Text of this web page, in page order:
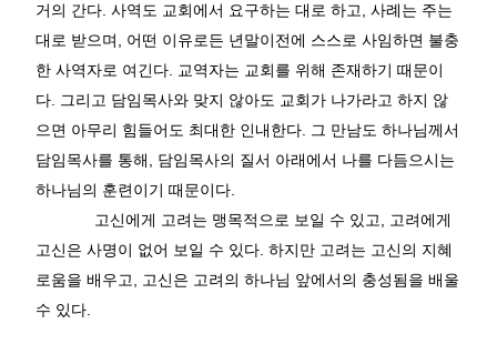
거의 간다 사역도 교회에서 요구하는 대로 하고
사례는 주는
대로 받으며
어떤 이유로든 년말이전에 스스로 사임하면 불충
한 사역자로 여긴다
교역자는 교회를 위해 존재하기 때문이
다
그리고 담임목사와 맞지 않아도 교회가 나가라고 하지 않
으면 아무리 힘들어도 최대한 인내한다
그 만남도 하나님께서
담임목사를 통해
담임목사의 질서 아래에서 나를 다듬으시는
하나님의 훈련이기 때문이다
고신에게 고려는 맹목적으로 보일 수 있고
고려에게
고신은 사명이 없어 보일 수 있다 하지만 고려는 고신의 지혜
로움을 배우고
고신은 고려의 하나님 앞에서의 충성됨을 배울
수 있다